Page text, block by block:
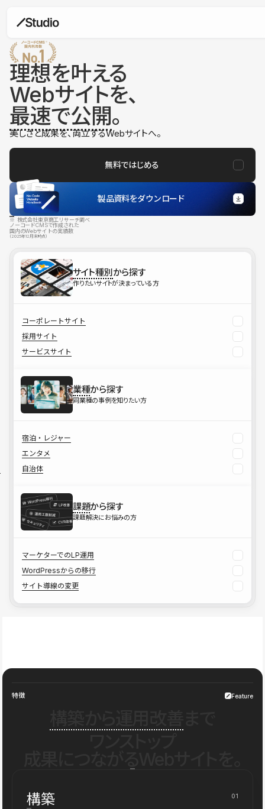
理想を叶える
Webサイトを、
最速で公開。
美しさと成果を、両立するWebサイトへ。
無料ではじめる
製品資料をダウンロード
※ 株式会社東京商工リサーチ調べ
ノーコードCMSで作成された
国内のWebサイトの実績数
（2025年12月末時点）
サイト種別から探す
作りたいサイトが決まっている方
コーポレートサイト
採用サイト
サービスサイト
業種から探す
同業種の事例を知りたい方
宿泊・レジャー
エンタメ
自治体
課題から探す
課題解決にお悩みの方
マーケターでのLP運用
WordPressからの移行
サイト導線の変更
特徴 Feature
構築 01